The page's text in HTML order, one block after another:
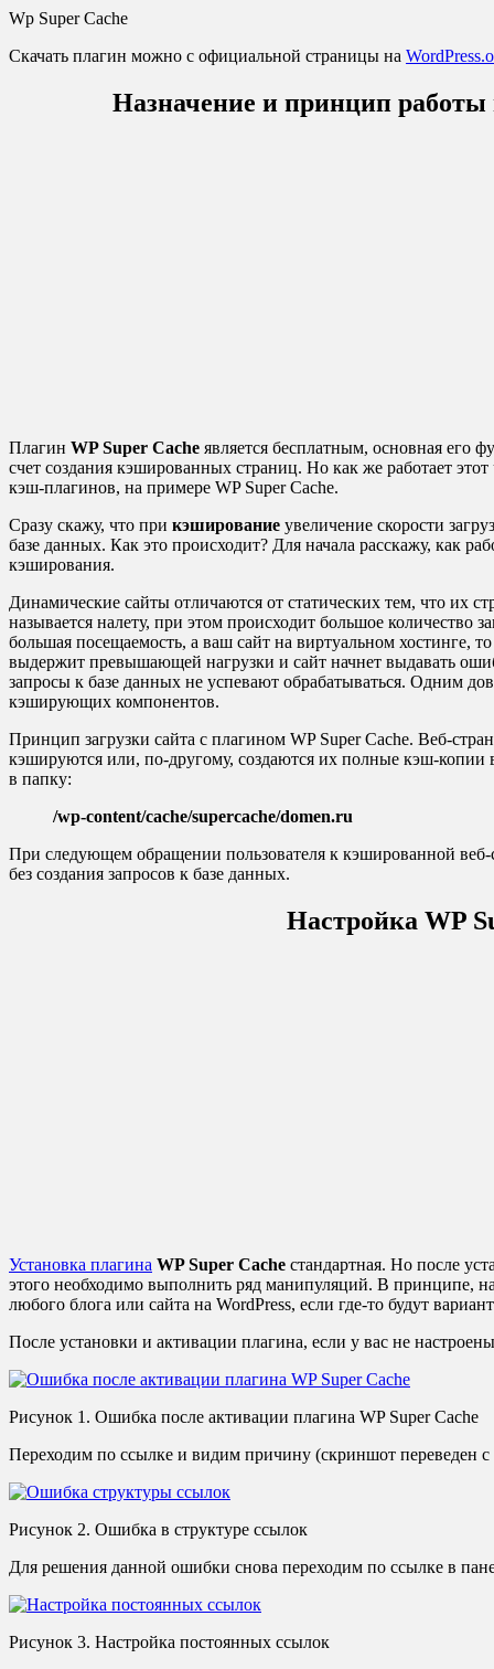
Wp Super Cache
Скачать плагин можно с официальной страницы на
Назначение и принцип работы
Плагин WP Super Cache является бесплатным, основная его
счет создания кэшированных страниц. Но как же работает
кэш-плагинов, на примере WP Super Cache.
Сразу скажу, что при кэширование увеличение скорости
базе данных. Как это происходит? Для начала расскажу, как
кэширования.
Динамические сайты отличаются от статических тем, что их
называется налету, при этом происходит большое количество
большая посещаемость, а ваш сайт на виртуальном хостинге,
выдержит превышающей нагрузки и сайт начнет выдавать
запросы к базе данных не успевают обрабатываться. Одним
кэширующих компонентов.
Принцип загрузки сайта с плагином WP Super Cache. Веб-
кэшируются или, по-другому, создаются их полные кэш-копии
в папку:
/wp-content/cache/supercache/domen.ru
При следующем обращении пользователя к кэшированной веб-
без создания запросов к базе данных.
Настройка WP
Установка плагина WP Super Cache стандартная. Но после
этого необходимо выполнить ряд манипуляций. В принципе,
любого блога или сайта на WordPress, если где-то будут
После установки и активации плагина, если у вас не
Рисунок 1. Ошибка после активации плагина WP Super Cache
Переходим по ссылке и видим причину (скриншот переведен с
Рисунок 2. Ошибка в структуре ссылок
Для решения данной ошибки снова переходим по ссылке в
Рисунок 3. Настройка постоянных ссылок